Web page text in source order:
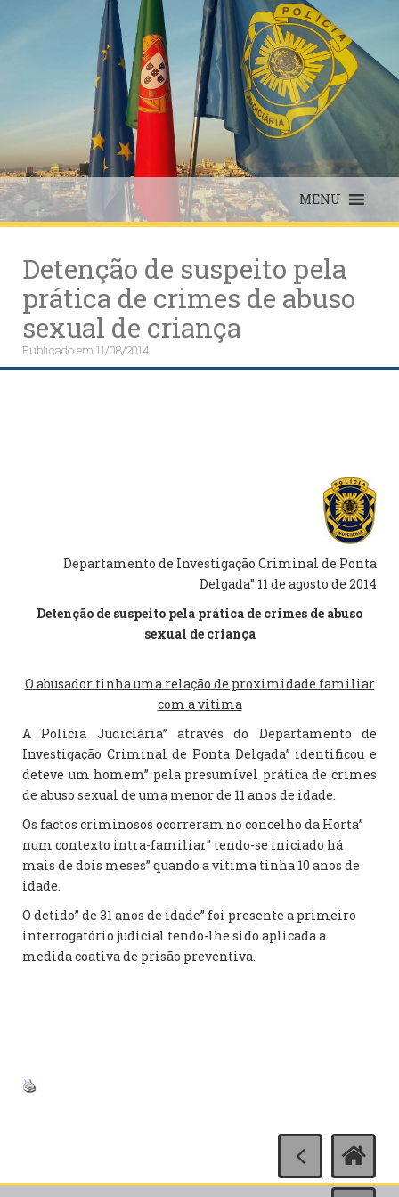
MENU
Detenção de suspeito pela
prática de crimes de abuso
sexual de criança
Publicado em11/08/2014
Departamento de Investigação Criminal de Ponta
Delgada” 11 de agosto de 2014
Detenção de suspeito pela prática de crimes de abuso
sexual de criança
O abusador tinha uma relação de proximidade familiar
com a vitima
A Polícia Judiciária” através do Departamento de
Investigação Criminal de Ponta Delgada” identificou e
deteve um homem” pela presumível prática de crimes
de abuso sexual de uma menor de 11 anos de idade.
Os factos criminosos ocorreram no concelho da Horta”
num contexto intra-familiar” tendo-se iniciado há
mais de dois meses” quando a vitima tinha 10 anos de
idade.
O detido” de 31 anos de idade” foi presente a primeiro
interrogatório judicial tendo-lhe sido aplicada a
medida coativa de prisão preventiva.